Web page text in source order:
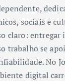
sociais e
claro:
trabalho se
No
digital